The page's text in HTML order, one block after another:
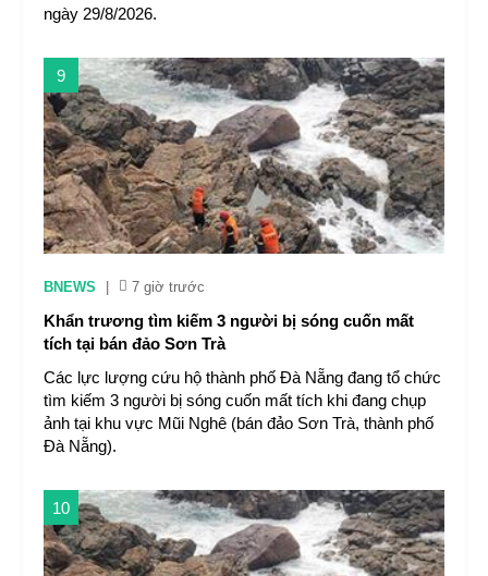
ngày 29/8/2026.
9
BNEWS 7 giờ trước
Khẩn trương tìm kiếm 3 người bị sóng cuốn mất
tích tại bán đảo Sơn Trà
Các lực lượng cứu hộ thành phố Đà Nẵng đang tổ chức
tìm kiếm 3 người bị sóng cuốn mất tích khi đang chụp
ảnh tại khu vực Mũi Nghê (bán đảo Sơn Trà, thành phố
Đà Nẵng).
10